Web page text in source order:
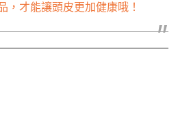
，才能讓頭皮更加健康哦！
”